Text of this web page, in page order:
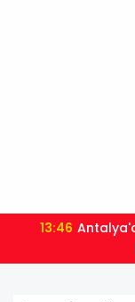
13:46